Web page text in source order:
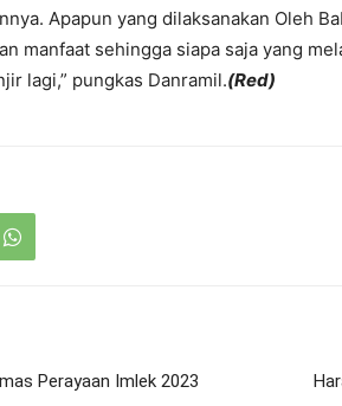
Apapun yang dilaksanakan Oleh
manfaat sehingga siapa saja yang
lagi,” pungkas Danramil.(Red)
Perayaan Imlek 2023